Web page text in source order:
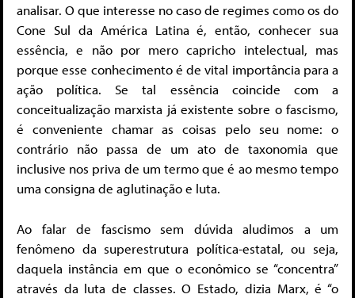
analisar. O que interesse no caso de regimes como os do
Cone Sul da América Latina é, então, conhecer sua
essência, e não por mero capricho intelectual, mas
porque esse conhecimento é de vital importância para a
ação política. Se tal essência coincide com a
conceitualização marxista já existente sobre o fascismo,
é conveniente chamar as coisas pelo seu nome: o
contrário não passa de um ato de taxonomia que
inclusive nos priva de um termo que é ao mesmo tempo
uma consigna de aglutinação e luta.
Ao falar de fascismo sem dúvida aludimos a um
fenômeno da superestrutura política-estatal, ou seja,
daquela instância em que o econômico se “concentra”
através da luta de classes. O Estado, dizia Marx, é “o